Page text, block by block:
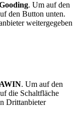
. Um auf den
den Button unten.
weitergegeben
. Um auf den
die Schaltfläche
Drittanbieter